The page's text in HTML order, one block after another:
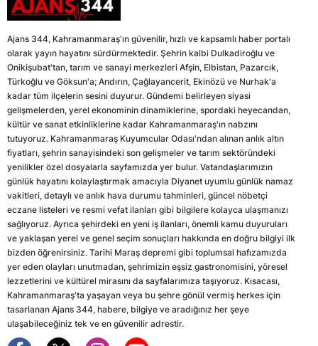
Ajans 344, Kahramanmaraş'ın güvenilir, hızlı ve kapsamlı haber portalı
olarak yayın hayatını sürdürmektedir. Şehrin kalbi Dulkadiroğlu ve
Onikişubat'tan, tarım ve sanayi merkezleri Afşin, Elbistan, Pazarcık,
Türkoğlu ve Göksun'a; Andırın, Çağlayancerit, Ekinözü ve Nurhak'a
kadar tüm ilçelerin sesini duyurur. Gündemi belirleyen siyasi
gelişmelerden, yerel ekonominin dinamiklerine, spordaki heyecandan,
kültür ve sanat etkinliklerine kadar Kahramanmaraş'ın nabzını
tutuyoruz. Kahramanmaraş Kuyumcular Odası'ndan alınan anlık altın
fiyatları, şehrin sanayisindeki son gelişmeler ve tarım sektöründeki
yenilikler özel dosyalarla sayfamızda yer bulur. Vatandaşlarımızın
günlük hayatını kolaylaştırmak amacıyla Diyanet uyumlu günlük namaz
vakitleri, detaylı ve anlık hava durumu tahminleri, güncel nöbetçi
eczane listeleri ve resmi vefat ilanları gibi bilgilere kolayca ulaşmanızı
sağlıyoruz. Ayrıca şehirdeki en yeni iş ilanları, önemli kamu duyuruları
ve yaklaşan yerel ve genel seçim sonuçları hakkında en doğru bilgiyi ilk
bizden öğrenirsiniz. Tarihi Maraş depremi gibi toplumsal hafızamızda
yer eden olayları unutmadan, şehrimizin eşsiz gastronomisini, yöresel
lezzetlerini ve kültürel mirasını da sayfalarımıza taşıyoruz. Kısacası,
Kahramanmaraş'ta yaşayan veya bu şehre gönül vermiş herkes için
tasarlanan Ajans 344, habere, bilgiye ve aradığınız her şeye
ulaşabileceğiniz tek ve en güvenilir adrestir.